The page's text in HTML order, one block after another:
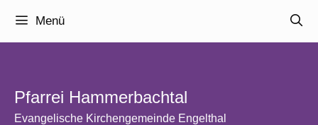
Inhalt
Menü
Pfarrei Hammerbachtal
Evangelische Kirchengemeinde Engelthal